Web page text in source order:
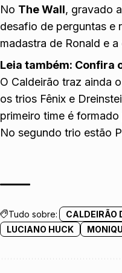
No The Wall, gravado
desafio de perguntas e
madastra de Ronald e
Leia também: Confira
O Caldeirão traz ainda
os trios Fênix e
primeiro time é formado
No segundo trio estão
Tudo sobre: CALDEIRÃO
LUCIANO HUCK